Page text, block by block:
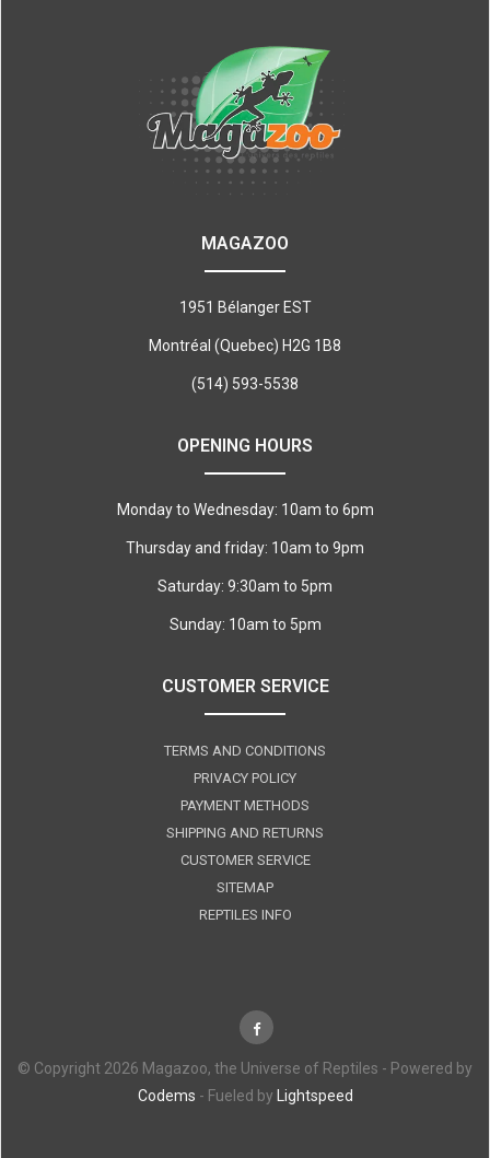
MAGAZOO
1951 Bélanger EST
Montréal (Quebec) H2G 1B8
(514) 593-5538
OPENING HOURS
Monday to Wednesday: 10am to 6pm
Thursday and friday: 10am to 9pm
Saturday: 9:30am to 5pm
Sunday: 10am to 5pm
CUSTOMER SERVICE
TERMS AND CONDITIONS
PRIVACY POLICY
PAYMENT METHODS
SHIPPING AND RETURNS
CUSTOMER SERVICE
SITEMAP
REPTILES INFO
© Copyright 2026 Magazoo, the Universe of Reptiles - Powered by
Codems - Fueled by Lightspeed